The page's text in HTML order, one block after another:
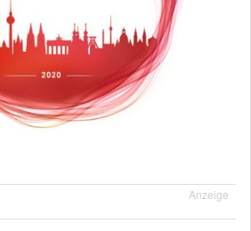
Anzeige